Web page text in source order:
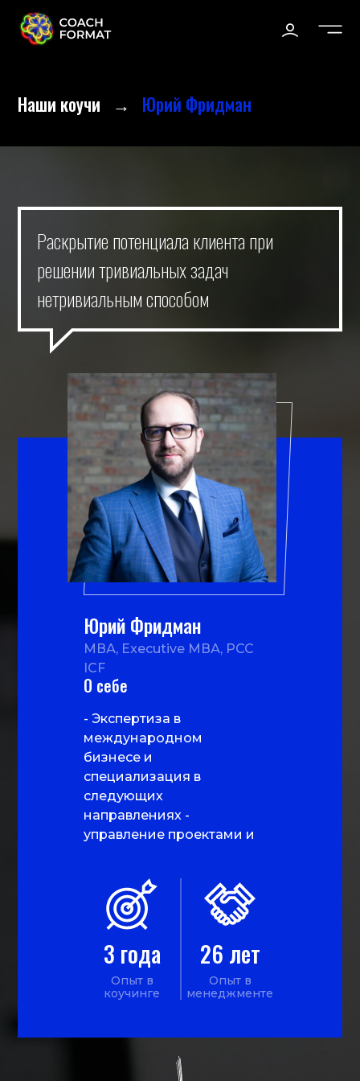
Наши коучи → Юрий Фридман
Раскрытие потенциала клиента при
решении тривиальных задач
нетривиальным способом
Юрий Фридман
МВА, Еxecutive МВА, PCC
ICF
О себе
- Экспертиза в
международном
бизнесе и
специализация в
следующих
направлениях -
управление проектами и
менеджмент, лидерство
и мотивация -
Сертифицированный
бизнес-коуч PCC ICF -
Бизнес-тренер (топ-20
бизнес-тренеров
-Магистр экономической
3 года
Опыт в
коучинге
26 лет
Опыт в
менеджменте